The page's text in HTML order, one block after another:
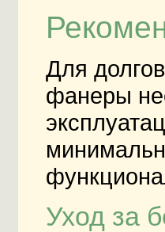
Для
фанеры
Уход за